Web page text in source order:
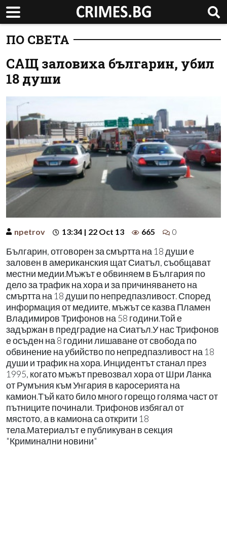
ПО СВЕТА
САЩ заловиха българин, убил
18 души
npetrov 13:34 | 22 Oct 13 665 0
Българин, отговорен за смъртта на 18 души е
заловен в американския щат Сиатъл, съобщават
местни медии.Мъжът е обвиняем в България по
дело за трафик на хора и за причиняването на
смъртта на 18 души по непредпазливост. Според
информация от медиите, мъжът се казва Пламен
Владимиров Трифонов на 58 години.Той е
задържан в предградие на Сиатъл.У нас Трифонов
е осъден на 8 години лишаване от свобода по
обвинение на убийство по непредпазливост на 18
души и трафик на хора. Инцидентът станал през
1995, когато мъжът превозвал хора от Шри Ланка
от Румъния към Унгария в каросерията на
камион.Тъй като било много горещо голяма част от
пътниците починали. Трифонов избягал от
мястото, а в камиона са открити 18
тела.Материалът е публикуван в секция
"Криминални новини"